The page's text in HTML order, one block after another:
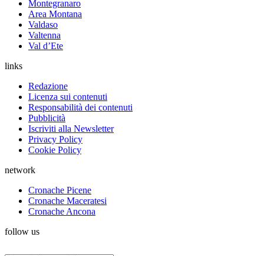
Montegranaro
Area Montana
Valdaso
Valtenna
Val d’Ete
links
Redazione
Licenza sui contenuti
Responsabilità dei contenuti
Pubblicità
Iscriviti alla Newsletter
Privacy Policy
Cookie Policy
network
Cronache Picene
Cronache Maceratesi
Cronache Ancona
follow us